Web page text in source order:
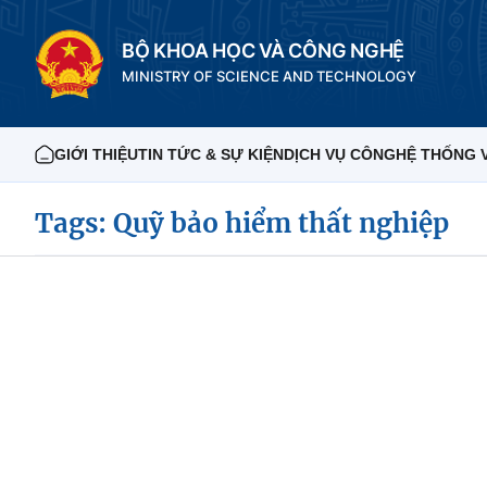
BỘ KHOA HỌC VÀ CÔNG NGHỆ
MINISTRY OF SCIENCE AND TECHNOLOGY
GIỚI THIỆUTIN TỨC & SỰ KIỆNDỊCH VỤ CÔNGHỆ THỐNG
Tags: Quỹ bảo hiểm thất nghiệp